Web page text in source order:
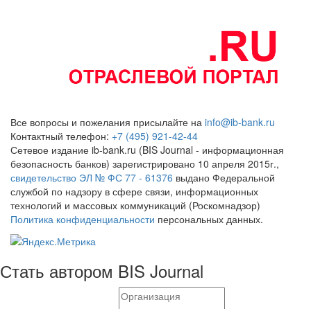
Все вопросы и пожелания присылайте на info@ib-bank.ru
Контактный телефон: +7 (495) 921-42-44
Сетевое издание ib-bank.ru (BIS Journal - информационная
безопасность банков) зарегистрировано 10 апреля 2015г.,
свидетельство ЭЛ № ФС 77 - 61376 выдано Федеральной
службой по надзору в сфере связи, информационных
технологий и массовых коммуникаций (Роскомнадзор)
Политика конфиденциальности персональных данных.
Стать автором BIS Journal